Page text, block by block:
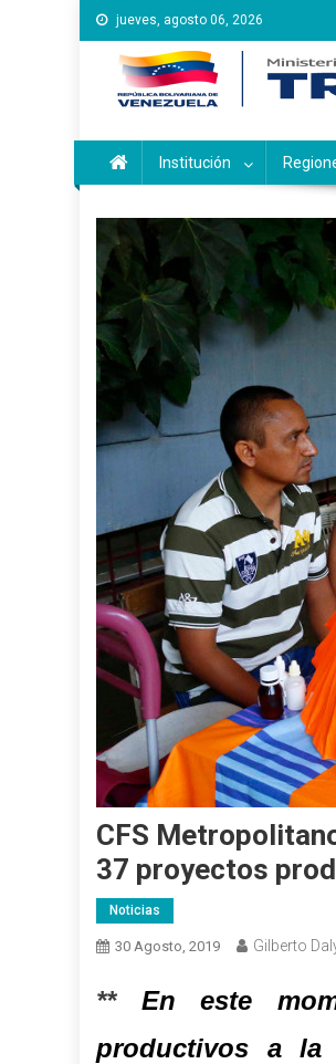
Saltar
al
contenido
jueves, agosto 06, 2026
Instituto
Inces
Institución
CFS
37 proyectos
Noticias
30 Agosto, 2019 Gilberto
** En este
productivos a la